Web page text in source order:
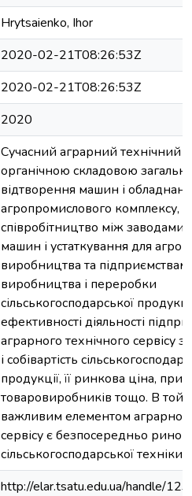
Hrytsaienko, Ihor
2020-02-21T08:26:53Z
2020-02-21T08:26:53Z
2020
Сучасний аграрний технічний
органічною складовою
відтворення машин і
агропромислового комплексу,
співробітництво між
машин і устаткування для
виробництва та
виробництва і переробки
сільськогосподарської
ефективності діяльності
аграрного технічного сервісу
і собівартість
продукції, її ринкова ціна,
товаровиробників тощо. В той
важливим елементом
сервісу є безпосередньо ринок
сільськогосподарської техніки.
http://elar.tsatu.edu.ua/handle/